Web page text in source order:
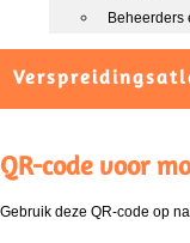
Beheerders
QR-code voor
Gebruik deze QR-code op